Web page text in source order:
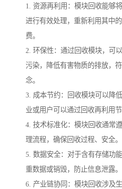
1. 资源再利用：模块回收能够
进行有效处理，重新利用其中
费。
2. 环保性：通过回收模块，可
污染，降低有害物质的排放，
念。
3. 成本节约：回收模块可以降
业或用户可以通过回收再利用节
4. 技术标准化：模块回收通常
理流程，确保回收过程、安全。
5. 数据安全：对于含有存储功
重数据或销毁，防止信息泄露。
6. 产业链协同：模块回收涉及